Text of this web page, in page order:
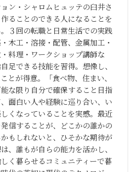
ン・シャロムヒュッテの臼井さ
ることのできる人になることを
３回の転職と日常生活での実践
木工・溶接・配管、金属加工・
料理・ワークショップ講師な
足できる技能を習得。想像し、
とが得意。「食べ物、住まい、
な限り自分で確保すること目指
面白い人や経験に巡り合い、い
くなっていることを実感。最近
信することが、どこかの誰かの
もしれないと、ひそかな期待が
、誰もが自らの能力を活かし、
く暮らせるコミュニティーで暮